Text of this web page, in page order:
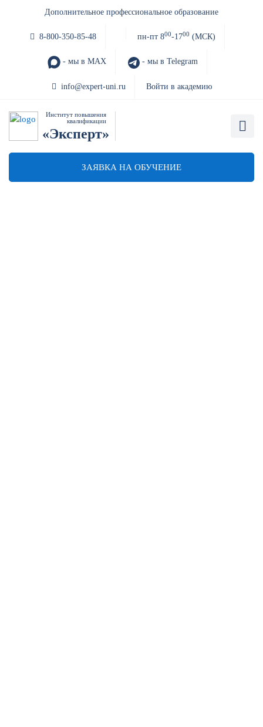
Дополнительное профессиональное образование
8-800-350-85-48 пн-пт 800-1700 (МСК)
- мы в MAX - мы в Telegram
info@expert-uni.ru Войти в академию
Институт повышения
квалификации
«Эксперт»
ЗАЯВКА НА ОБУЧЕНИЕ